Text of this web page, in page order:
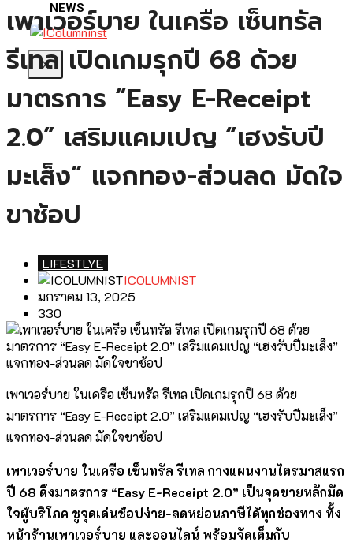
NEWS
X
เพาเวอร์บาย ในเครือ เซ็นทรัล
รีเทล เปิดเกมรุกปี 68 ด้วย
มาตรการ “Easy E-Receipt
2.0” เสริมแคมเปญ “เฮงรับปี
มะเส็ง” แจกทอง-ส่วนลด มัดใจ
ขาช้อป
LIFESTLYE
ICOLUMNIST
มกราคม 13, 2025
330
เพาเวอร์บาย ในเครือ เซ็นทรัล รีเทล เปิดเกมรุกปี 68 ด้วย
มาตรการ “Easy E-Receipt 2.0” เสริมแคมเปญ “เฮงรับปีมะเส็ง”
แจกทอง-ส่วนลด มัดใจขาช้อป
เพาเวอร์บาย ในเครือ เซ็นทรัล รีเทล กางแผนงานไตรมาสแรก
ปี 68 ดึงมาตรการ “Easy E-Receipt 2.0” เป็นจุดขายหลักมัด
ใจผู้บริโภค ชูจุดเด่นช้อปง่าย-ลดหย่อนภาษีได้ทุกช่องทาง ทั้ง
หน้าร้านเพาเวอร์บาย และออนไลน์ พร้อมจัดเต็มกับ